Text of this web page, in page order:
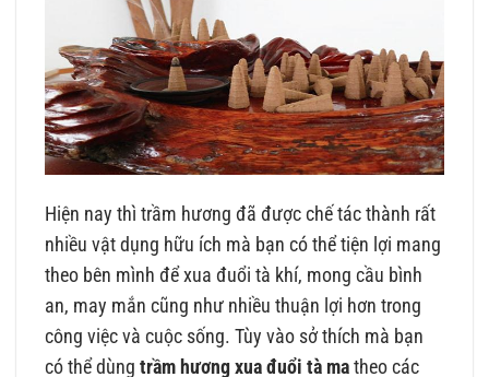
Hiện nay thì trầm hương đã được chế tác thành rất
nhiều vật dụng hữu ích mà bạn có thể tiện lợi mang
theo bên mình để xua đuổi tà khí, mong cầu bình
an, may mắn cũng như nhiều thuận lợi hơn trong
công việc và cuộc sống. Tùy vào sở thích mà bạn
có thể dùngtrầm hương xua đuổi tà ma theo các